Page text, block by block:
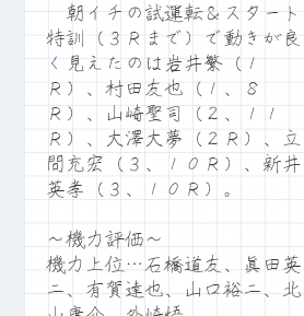
朝イチの試運転＆スタート
特訓（３Ｒまで）で動きが良
く見えたのは岩井繁（１
Ｒ）、村田友也（１、８
Ｒ）、山崎聖司（２、１１
Ｒ）、大澤大夢（２Ｒ）、立
間充宏（３、１０Ｒ）、新井
英孝（３、１０Ｒ）。
～機力評価～
機力上位…石橋道友、眞田英
二、有賀達也、山口裕二、北